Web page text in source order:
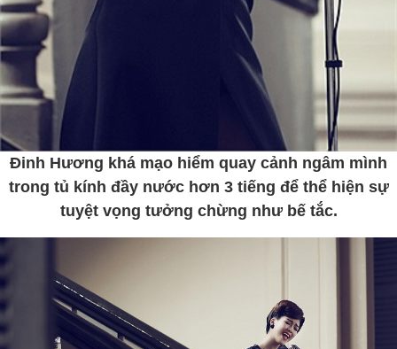
Đinh Hương khá mạo hiểm quay cảnh ngâm mình
trong tủ kính đầy nước hơn 3 tiếng để thể hiện sự
tuyệt vọng tưởng chừng như bế tắc.